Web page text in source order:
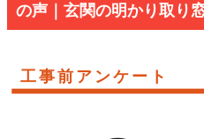
の声｜玄関の明かり取り
工事前アンケート